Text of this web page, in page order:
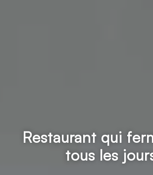
Restaurant qui
tous les